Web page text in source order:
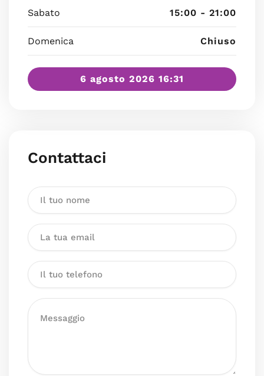
Sabato 15:00 - 21:00
Domenica Chiuso
6 agosto 2026 16:31
Contattaci